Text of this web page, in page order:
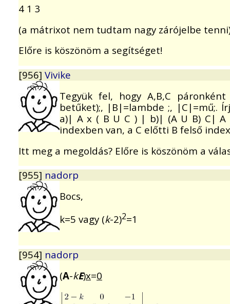
4 1 3
(a mátrixot nem tudtam nagy zárójelbe
Előre is köszönöm a segítséget!
[956] Vivike
Tegyük fel, hogy A,B,C
betűket);, |B|=lambde ;, |C|=mű;.
a)| A x ( B U C ) | b)| (A U B) C|
indexben van, a C előtti B felső
Itt meg a megoldás? Előre is köszönöm a
[955] nadorp
Bocs,
k=5 vagy (k-2)2=1
[954] nadorp
(A-kE)x=0